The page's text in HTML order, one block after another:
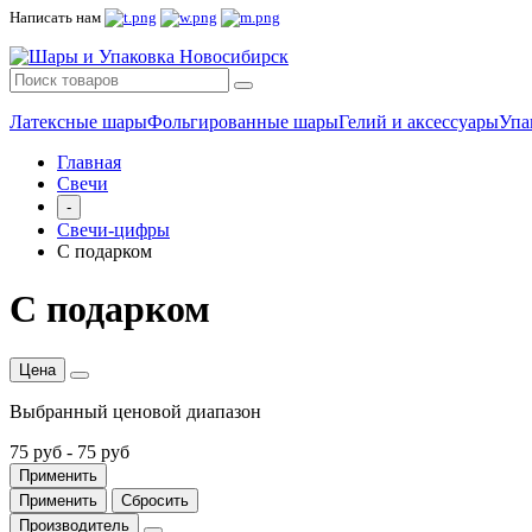
Написать нам
Латексные шарыФольгированные шарыГелий и аксессуары
Главная
Свечи
-
Свечи-цифры
С подарком
С подарком
Цена
Выбранный ценовой диапазон
75 руб - 75 руб
Применить
Применить
Сбросить
Производитель